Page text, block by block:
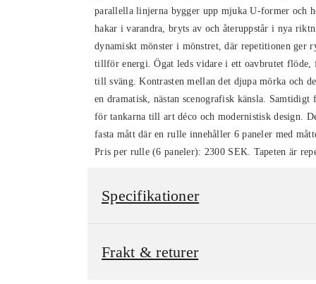
parallella linjerna bygger upp mjuka U-former och
hakar i varandra, bryts av och återuppstår i nya
dynamiskt mönster i mönstret, där repetitionen ger
tillför energi. Ögat leds vidare i ett oavbrutet flöde,
till sväng. Kontrasten mellan det djupa mörka och
en dramatisk, nästan scenografisk känsla.
för tankarna till art déco och modernistisk design.
fasta mått där en rulle innehåller 6 paneler med
Pris per rulle (6 paneler): 2300 SEK. Tapeten är
Specifikationer
Frakt & returer